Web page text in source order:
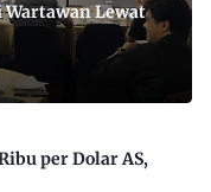
Lewat
per Dolar AS,